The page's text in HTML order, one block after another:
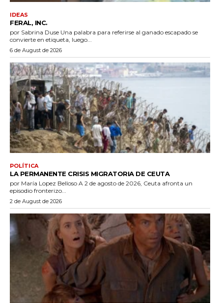
IDEAS
FERAL, INC.
por Sabrina Duse Una palabra para referirse al ganado escapado se
convierte en etiqueta, luego...
6 de August de 2026
POLÍTICA
LA PERMANENTE CRISIS MIGRATORIA DE CEUTA
por María Lopez Belloso A 2 de agosto de 2026, Ceuta afronta un
episodio fronterizo...
2 de August de 2026